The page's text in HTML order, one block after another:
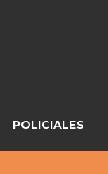
POLICIALES